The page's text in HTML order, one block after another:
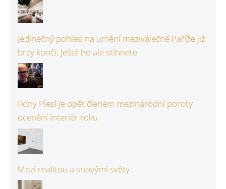
Jedinečný pohled na umění meziválečné Paříže již
brzy končí, ještě ho ale stihnete
Rony Plesl je opět členem mezinárodní poroty
ocenění Interiér roku
Mezi realitou a snovými světy